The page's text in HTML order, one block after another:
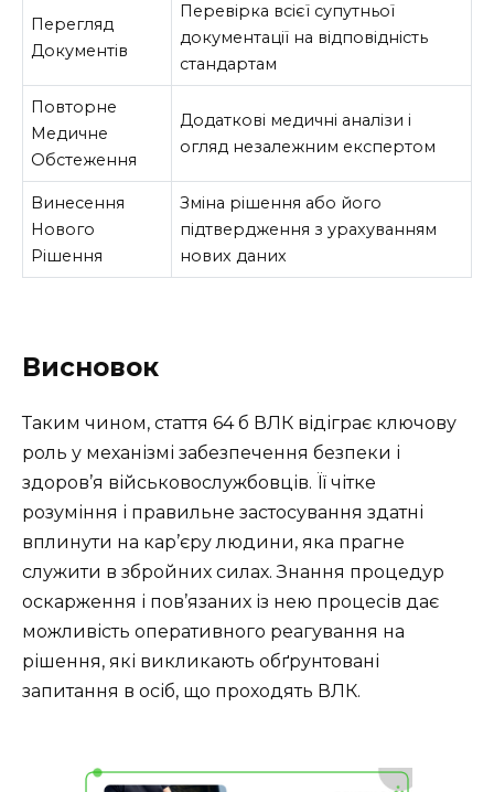
Перегляд
Документів
Перевірка всієї супутньої
документації на відповідність
стандартам
Повторне
Медичне
Обстеження
Додаткові медичні аналізи і
огляд незалежним експертом
Винесення
Нового
Рішення
Зміна рішення або його
підтвердження з урахуванням
нових даних
Висновок
Таким чином, стаття 64 б ВЛК відіграє ключову
роль у механізмі забезпечення безпеки і
здоров’я військовослужбовців. Її чітке
розуміння і правильне застосування здатні
вплинути на кар’єру людини, яка прагне
служити в збройних силах. Знання процедур
оскарження і пов’язаних із нею процесів дає
можливість оперативного реагування на
рішення, які викликають обґрунтовані
запитання в осіб, що проходять ВЛК.